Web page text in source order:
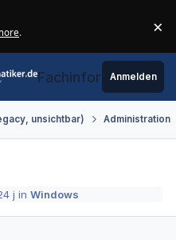
. ×
Fachinformatiker.de
Anmelden
unsichtbar) Administration
j inWindows